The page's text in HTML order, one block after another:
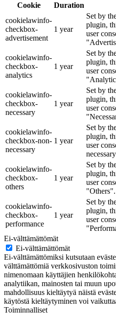
Cookie
Duration
cookielawinfo-
checkbox-
advertisement
1 year
Set by
plugin,
user
cookielawinfo-
checkbox-
analytics
1 year
Set by
plugin,
user
cookielawinfo-
checkbox-
necessary
1 year
Set by
plugin,
user
cookielawinfo-
checkbox-non-
necessary
1 year
Set by
plugin,
user
cookielawinfo-
checkbox-
others
1 year
Set by
plugin,
user
"Others".
cookielawinfo-
checkbox-
performance
1 year
Set by
plugin,
user
Ei-välttämättömät
Ei-välttämättömät
Ei-välttämättömiksi kutsutaan
välttämättömiä verkkosivuston
nimenomaan käyttäjien
analytiikan, mainosten tai muun
mahdollisuus kieltäytyä näistä
käytöstä kieltäytyminen voi
Toiminnalliset